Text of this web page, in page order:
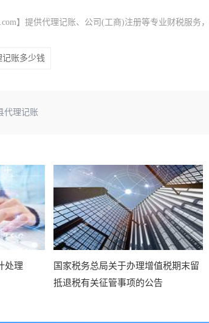
】提供代理记账、公司(工商)注册等专业财税服务
记账多少钱
代理记账
处理
国家税务总局关于办理增值税期末留
抵退税有关征管事项的公告